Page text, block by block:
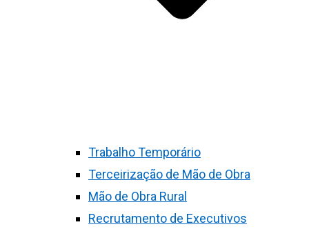
Trabalho Temporário
Terceirização de Mão de Obra
Mão de Obra Rural
Recrutamento de Executivos